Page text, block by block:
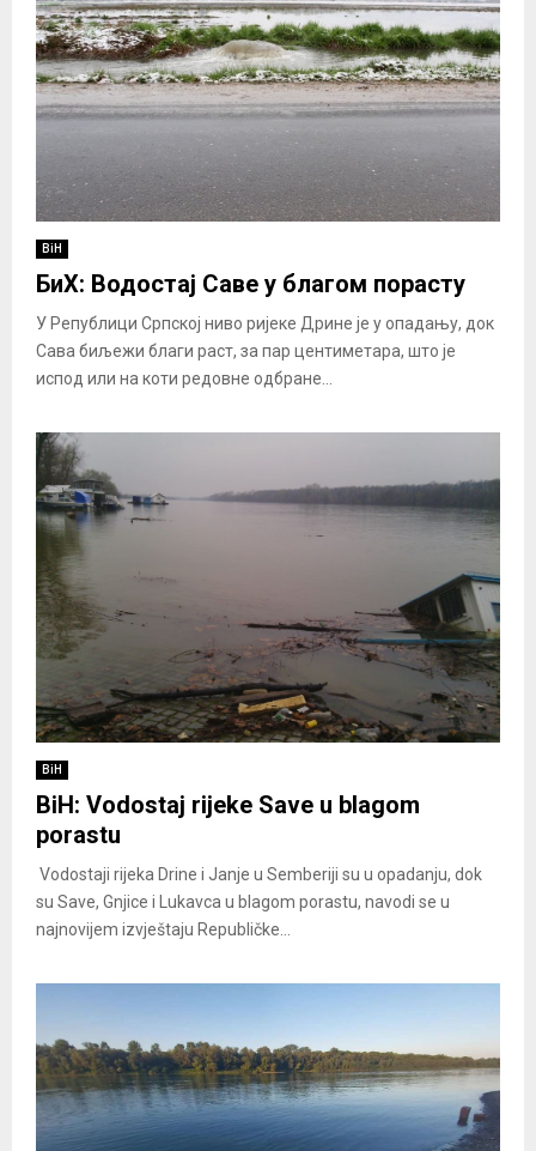
BiH
БиХ: Водостај Саве у благом порасту
У Републици Српској ниво ријеке Дрине је у опадању, док
Сава биљежи благи раст, за пар центиметара, што је
испод или на коти редовне одбране...
BiH
BiH: Vodostaj rijeke Save u blagom
porastu
Vodostaji rijeka Drine i Janje u Semberiji su u opadanju, dok
su Save, Gnjice i Lukavca u blagom porastu, navodi se u
najnovijem izvještaju Republičke...